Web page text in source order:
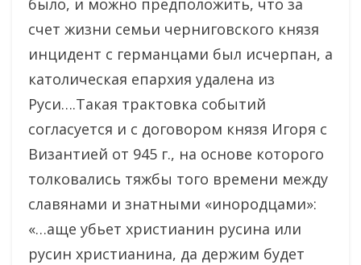
было, и можно предположить, что за
счет жизни семьи черниговского князя
инцидент с германцами был исчерпан, а
католическая епархия удалена из
Руси….Такая трактовка событий
согласуется и с договором князя Игоря с
Византией от 945 г., на основе которого
толковались тяжбы того времени между
славянами и знатными «инородцами»:
«…аще убьет христианин русина или
русин христианина, да держим будет